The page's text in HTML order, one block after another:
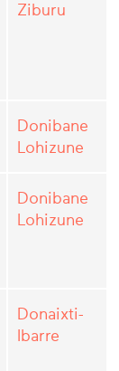
Ziburu
Donibane
Lohizune
Donibane
Lohizune
Donaixti-
Ibarre